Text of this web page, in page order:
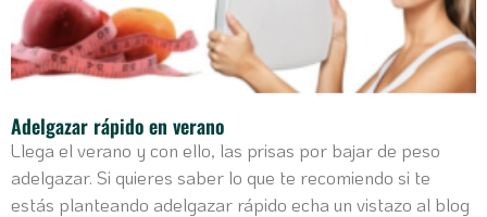
Adelgazar rápido en verano
Llega el verano y con ello, las prisas por bajar de peso
adelgazar. Si quieres saber lo que te recomiendo si te
estás planteando adelgazar rápido echa un vistazo al blog